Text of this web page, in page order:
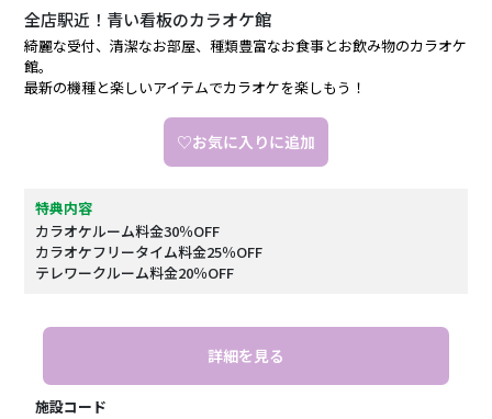
全店駅近！青い看板のカラオケ館
綺麗な受付、清潔なお部屋、種類豊富なお食事とお飲み物のカラオケ
館。
最新の機種と楽しいアイテムでカラオケを楽しもう！
♡お気に入りに追加
特典内容
カラオケルーム料金30％OFF
カラオケフリータイム料金25％OFF
テレワークルーム料金20％OFF
詳細を見る
施設コード